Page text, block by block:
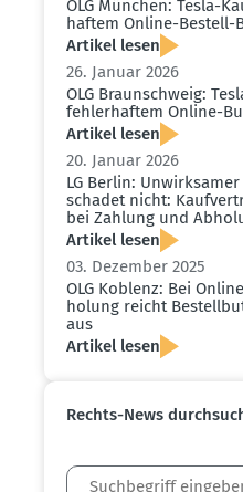
OLG München: Tesla-
haftem Online-Bestell-
Artikel lesen
26. Januar 2026
OLG Braun­schweig:
fehler­haftem Online-
Artikel lesen
20. Januar 2026
LG Berlin:
schadet nicht:
bei Zahlung und
Artikel lesen
03. Dezember 2025
OLG Koblenz: Bei
holung reicht
aus
Artikel lesen
Rechts-News